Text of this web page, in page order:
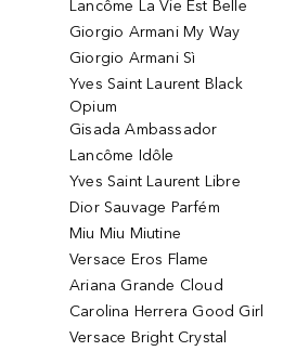
Lancôme La Vie Est Belle
Giorgio Armani My Way
Giorgio Armani Sì
Yves Saint Laurent Black
Opium
Gisada Ambassador
Lancôme Idôle
Yves Saint Laurent Libre
Dior Sauvage Parfém
Miu Miu Miutine
Versace Eros Flame
Ariana Grande Cloud
Carolina Herrera Good Girl
Versace Bright Crystal